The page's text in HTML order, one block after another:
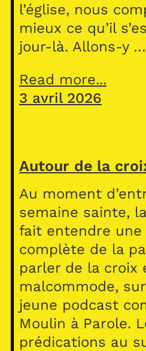
l’église, nous
mieux ce qu’il
jour-là. Allons-y …
Read more...
3 avril 2026
Autour de la
Au moment
semaine sainte,
fait entendre
complète de la
parler de la croix
malcommode,
jeune podcast
Moulin à Parole.
prédications au